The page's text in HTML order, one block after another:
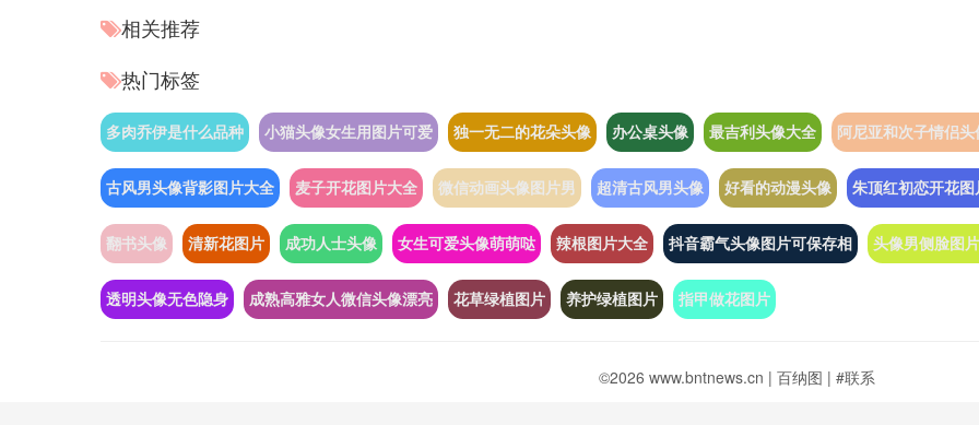
相关推荐
热门标签
多肉乔伊是什么品种 小猫头像女生用图片可爱 独一无二的花朵头像 办公桌头像 最吉利头像大全 阿尼亚和次子情侣
古风男头像背影图片大全 麦子开花图片大全 微信动画头像图片男 超清古风男头像 好看的动漫头像 朱顶红初恋开花图
翻书头像 清新花图片 成功人士头像 女生可爱头像萌萌哒 辣根图片大全 抖音霸气头像图片可保存相 头像男侧脸图
透明头像无色隐身 成熟高雅女人微信头像漂亮 花草绿植图片 养护绿植图片 指甲做花图片
©2026 www.bntnews.cn | 百纳图 | #联系